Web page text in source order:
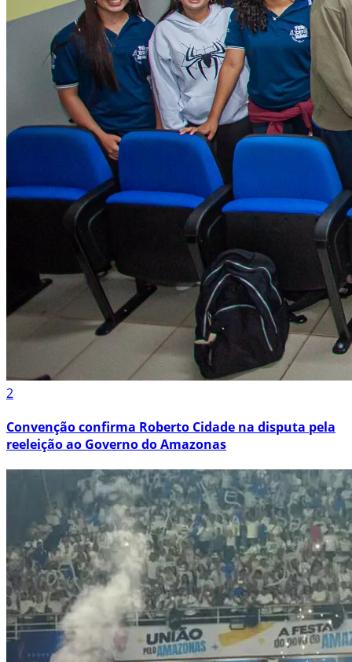
2
Convenção confirma Roberto Cidade na disputa pela
reeleição ao Governo do Amazonas